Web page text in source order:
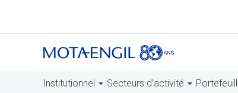
Institutionnel Secteurs d’activité